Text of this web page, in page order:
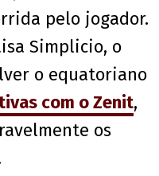
pelo jogador.
Simplicio, o
o equatoriano
com o Zenit,
os